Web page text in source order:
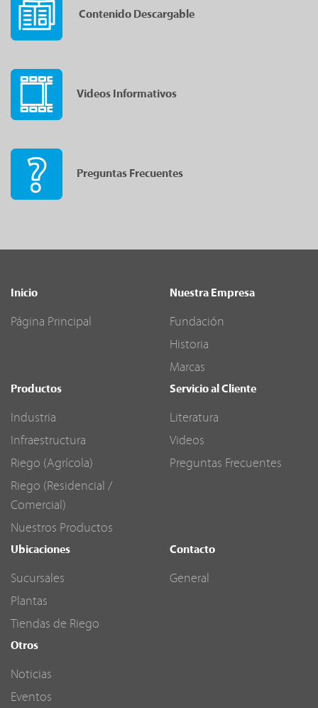
Contenido Descargable
Videos Informativos
Preguntas Frecuentes
Inicio
Página Principal
Nuestra Empresa
Fundación
Historia
Marcas
Productos
Industria
Infraestructura
Riego (Agrícola)
Riego (Residencial /
Comercial)
Nuestros Productos
Servicio al Cliente
Literatura
Videos
Preguntas Frecuentes
Ubicaciones
Sucursales
Plantas
Tiendas de Riego
Contacto
General
Otros
Noticias
Eventos